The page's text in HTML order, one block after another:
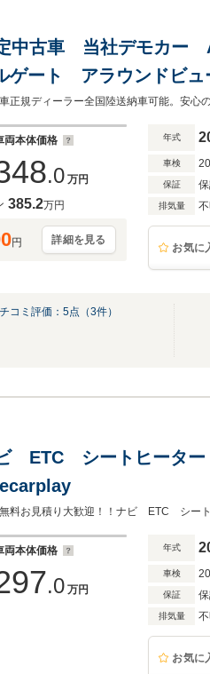
定中古車 当社デモカ
ゲート アラウンドビ
両本体価格
.0 万円
385.2万円
円 詳細を見る
年式
車検
保証
排気量
お気に
コミ評価： 5点（3件）
ETC シートヒータ
両本体価格
.0 万円
年式
車検
保証
排気量
お気に